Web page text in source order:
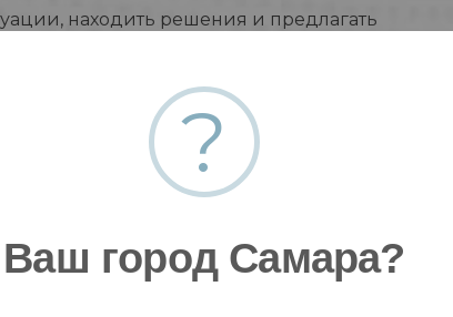
находить решения и предлагать
и профессиональному росту
экспертами и лидерами в нашей области
и выделяться на рынке
динамичной среде
?
Ваш город Самара?